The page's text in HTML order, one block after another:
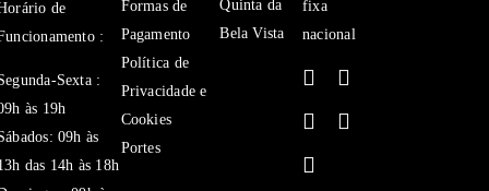
de
:
Sexta :
às 19h
09h às
das 14h às 18h
Formas de
Pagamento
Política de
Privacidade e
Cookies
Portes
Quinta da
Bela Vista
fixa
nacional